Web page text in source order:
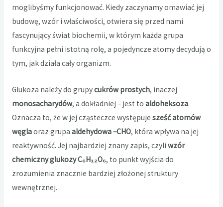
moglibyśmy funkcjonować. Kiedy zaczynamy omawiać jej
budowę, wzór i właściwości, otwiera się przed nami
fascynujący świat biochemii, w którym każda grupa
funkcyjna pełni istotną rolę, a pojedyncze atomy decydują o
tym, jak działa cały organizm.
Glukoza należy do grupycukrów prostych, inaczej
monosacharydów, a dokładniej – jest to aldoheksoza.
Oznacza to, że w jej cząsteczce występuje sześć atomów
węglaoraz grupa aldehydowa –CHO, która wpływa na jej
reaktywność. Jej najbardziej znany zapis, czyli wzór
chemiczny glukozy C₆H₁₂O₆, to punkt wyjścia do
zrozumienia znacznie bardziej złożonej struktury
wewnętrznej.